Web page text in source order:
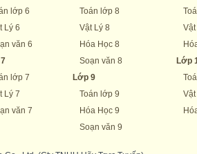
lớp 6
Lý 6
văn 6
lớp 7
Lý 7
văn 7
Toán lớp 8
Vật Lý 8
Hóa Học 8
Soạn văn 8
Lớp 9
Toán lớp 9
Hóa Học 9
Soạn văn 9
Lớp
Vật